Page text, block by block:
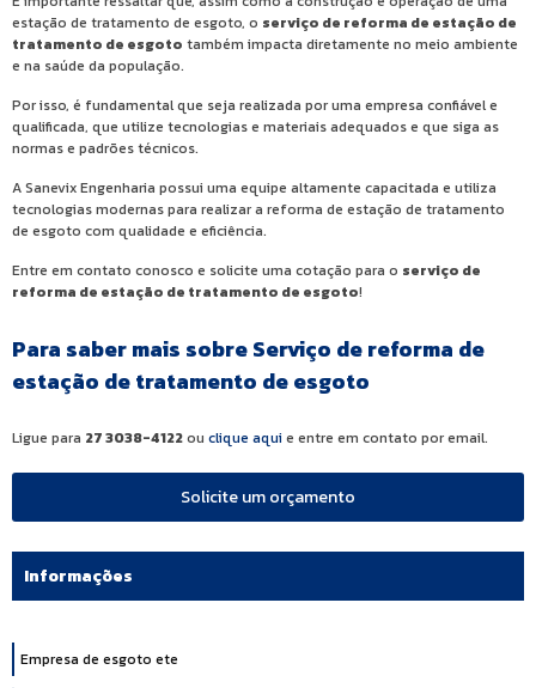
estação de tratamento de esgoto, o serviço de reforma de estação de
tratamento de esgoto também impacta diretamente no meio ambiente
e na saúde da população.
Por isso, é fundamental que seja realizada por uma empresa confiável e
qualificada, que utilize tecnologias e materiais adequados e que siga as
normas e padrões técnicos.
A Sanevix Engenharia possui uma equipe altamente capacitada e utiliza
tecnologias modernas para realizar a reforma de estação de tratamento
de esgoto com qualidade e eficiência.
Entre em contato conosco e solicite uma cotação para o serviço de
reforma de estação de tratamento de esgoto!
Para saber mais sobre Serviço de reforma de
estação de tratamento de esgoto
Ligue para 27 3038-4122ou clique aqui e entre em contato por email.
Solicite um orçamento
Informações
Empresa de esgoto ete